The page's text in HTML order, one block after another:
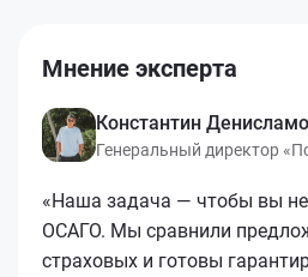
Мнение эксперта
Константин
Генеральный директор
«Наша задача — чтобы вы не
ОСАГО. Мы сравнили
страховых и готовы